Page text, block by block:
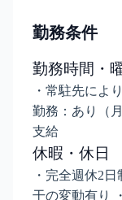
勤務条件
勤務時間・
・常駐先によ
勤務：あり（
支給
休暇・休日
・完全週休2
干の変動有り